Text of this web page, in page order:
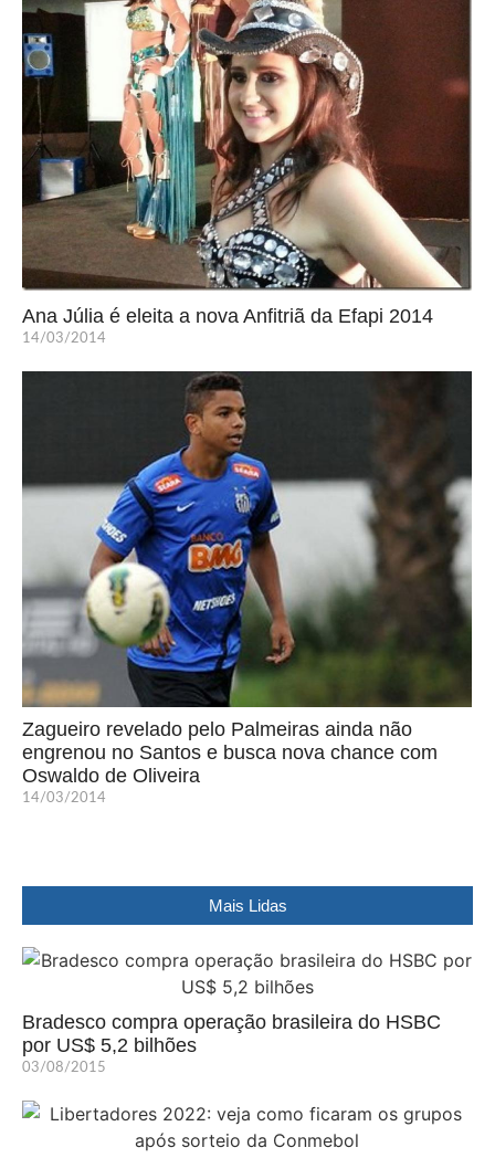
Ana Júlia é eleita a nova Anfitriã da Efapi 2014
14/03/2014
Zagueiro revelado pelo Palmeiras ainda não
engrenou no Santos e busca nova chance com
Oswaldo de Oliveira
14/03/2014
Mais Lidas
Bradesco compra operação brasileira do HSBC
por US$ 5,2 bilhões
03/08/2015